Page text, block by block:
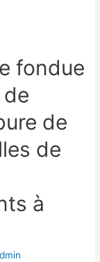
fondue
de
de
à